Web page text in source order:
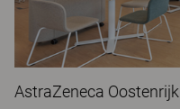
AstraZeneca Oostenrijk